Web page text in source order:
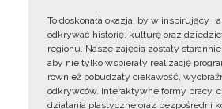
To doskonała okazja, by w inspirujący i
odkrywać historię, kulturę oraz
regionu. Nasze zajęcia zostały
aby nie tylko wspierały realizację
również pobudzały ciekawość,
odkrywców. Interaktywne formy pracy,
działania plastyczne oraz bezpośredni